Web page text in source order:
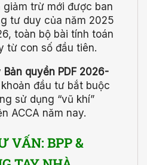
trừ mới được ban
tư duy của năm 2025
toàn bộ bài tính toán
từ con số đầu tiên.
Bản quyền PDF 2026-
đầu tư bắt buộc
sử dụng “vũ khí”
ACCA năm nay.
VẤN: BPP &